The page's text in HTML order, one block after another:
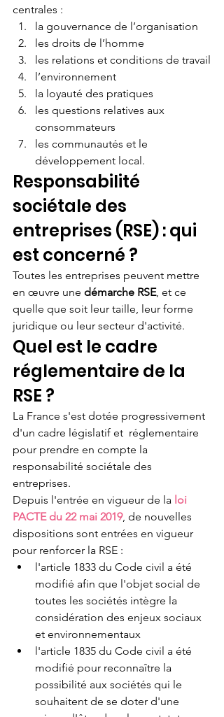
centrales :
la gouvernance de l’organisation
les droits de l’homme
les relations et conditions de travail
l’environnement
la loyauté des pratiques
les questions relatives aux
consommateurs
les communautés et le
développement local.
Responsabilité
sociétale des
entreprises (RSE) : qui
est concerné ?
Toutes les entreprises peuvent mettre
en œuvre une démarche RSE, et ce
quelle que soit leur taille, leur forme
juridique ou leur secteur d'activité.
Quel est le cadre
réglementaire de la
RSE ?
La France s'est dotée progressivement
d'un cadre législatif et  réglementaire
pour prendre en compte la
responsabilité sociétale des
entreprises.
Depuis l'entrée en vigueur de la loi
PACTE du 22 mai 2019, de nouvelles
dispositions sont entrées en vigueur
pour renforcer la RSE :
l'article 1833 du Code civil a été
modifié afin que l'objet social de
toutes les sociétés intègre la
considération des enjeux sociaux
et environnementaux
l'article 1835 du Code civil a été
modifié pour reconnaître la
possibilité aux sociétés qui le
souhaitent de se doter d'une